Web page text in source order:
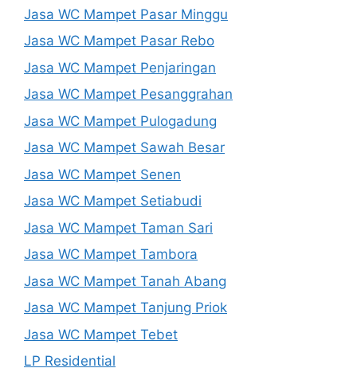
Jasa WC Mampet Pasar Minggu
Jasa WC Mampet Pasar Rebo
Jasa WC Mampet Penjaringan
Jasa WC Mampet Pesanggrahan
Jasa WC Mampet Pulogadung
Jasa WC Mampet Sawah Besar
Jasa WC Mampet Senen
Jasa WC Mampet Setiabudi
Jasa WC Mampet Taman Sari
Jasa WC Mampet Tambora
Jasa WC Mampet Tanah Abang
Jasa WC Mampet Tanjung Priok
Jasa WC Mampet Tebet
LP Residential